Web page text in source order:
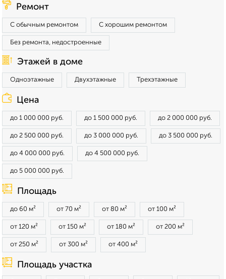
Ремонт
С обычным ремонтом С хорошим ремонтом
Без ремонта, недостроенные
Этажей в доме
Одноэтажные Двухэтажные Трехэтажные
Цена
до 1 000 000 руб. до 1 500 000 руб. до 2 000 000 руб.
до 2 500 000 руб. до 3 000 000 руб. до 3 500 000 руб.
до 4 000 000 руб. до 4 500 000 руб.
до 5 000 000 руб.
Площадь
до 60 м² от 70 м² от 80 м² от 100 м²
от 120 м² от 150 м² от 180 м² от 200 м²
от 250 м² от 300 м² от 400 м²
Площадь участка